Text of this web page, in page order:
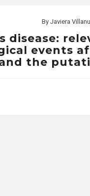
By Javiera
disease:
events
the